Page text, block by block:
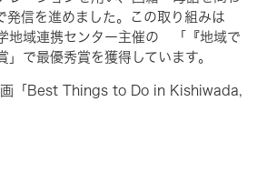
発信を進めました。この取り組みは
地域連携センター主催の 「『地域で
」で最優秀賞を獲得しています。
「 Best Things to Do in Kishiwada,